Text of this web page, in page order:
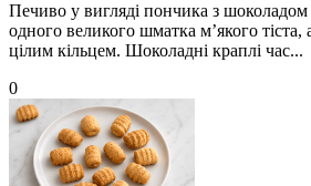
Печиво у вигляді пончика з
одного великого шматка м’якого тіста,
цілим кільцем. Шоколадні краплі час...
0